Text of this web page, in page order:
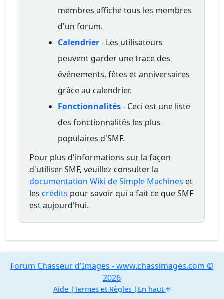
membres affiche tous les membres
d'un forum.
Calendrier- Les utilisateurs
peuvent garder une trace des
événements, fêtes et anniversaires
grâce au calendrier.
Fonctionnalités- Ceci est une liste
des fonctionnalités les plus
populaires d'SMF.
Pour plus d'informations sur la façon
d'utiliser SMF, veuillez consulter la
documentation Wiki de Simple Machines et
lescrédits pour savoir qui a fait ce que SMF
est aujourd'hui.
Forum Chasseur d'Images - www.chassimages.com ©
2026
Aide Termes et Règles En haut